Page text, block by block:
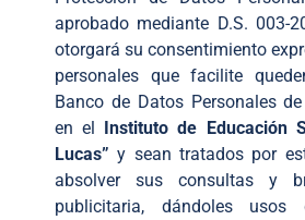
aprobado mediante D.S. 003-
otorgará su consentimiento
personales que facilite
Banco de Datos Personales
en el Instituto de Educación
Lucas” y sean tratados por
absolver sus consultas y
publicitaria, dándoles usos